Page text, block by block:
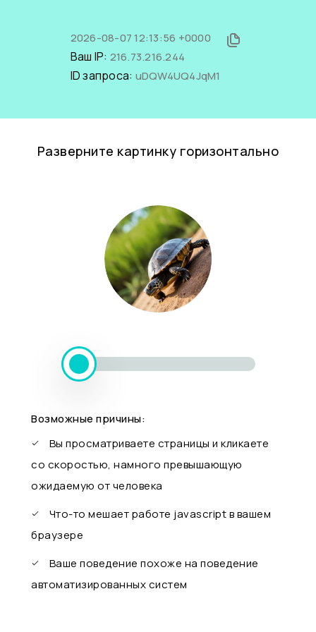
2026-08-07 12:13:56 +0000
Ваш IP: 216.73.216.244
ID запроса: uDQW4UQ4JqM1
Разверните картинку горизонтально
Возможные причины:
Вы просматриваете страницы и кликаете
со скоростью, намного превышающую
ожидаемую от человека
Что-то мешает работе javascript в вашем
браузере
Ваше поведение похоже на поведение
автоматизированных систем